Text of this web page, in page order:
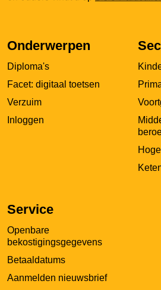
nieuw
Onderwerpen
Diploma's
Facet: digitaal toetsen
Verzuim
Inloggen
Service
Openbare
bekostigingsgegevens
Betaaldatums
Aanmelden nieuwsbrief